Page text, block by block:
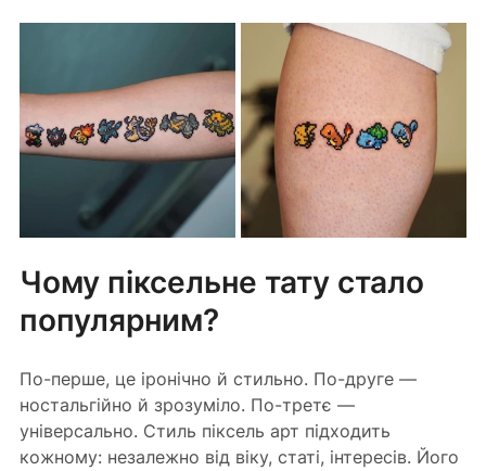
Чому піксельне тату стало
популярним?
По-перше, це іронічно й стильно. По-друге —
ностальгійно й зрозуміло. По-третє —
універсально. Стиль піксель арт підходить
кожному: незалежно від віку, статі, інтересів. Його